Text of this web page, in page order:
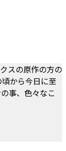
スの原作の方の
から今日に至
事、色々なこ